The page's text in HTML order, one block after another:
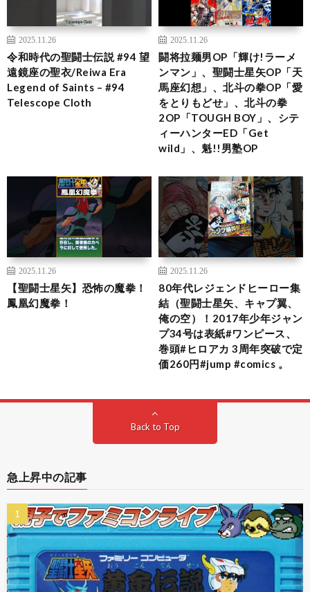
2025.11.26
令和時代の聖闘士伝説 #94 望
遠鏡座の聖衣/Reiwa Era
Legend of Saints – #94
Telescope Cloth
2025.11.26
闘将拉麺男OP「輝け!ラーメ
ンマン」、聖闘士星矢OP「天
馬座幻想」、北斗の拳OP「愛
をとりもどせ」、北斗の拳
2OP「TOUGH BOY」、シテ
ィーハンターED「Get
wild」、魁!!男塾OP
2025.11.26
【聖闘士星矢】恐怖の魔拳！
鳳凰幻魔拳！
2025.11.26
80年代レジェンドヒーロー集
結（聖闘士星矢、キャプ翼、
俺の空）！2017年少年ジャン
プ34号は表紙#ワンピース、
巻頭#ヒロアカ 3周年突破で定
価260円#jump #comics 。
Back to Top
急上昇中の記事